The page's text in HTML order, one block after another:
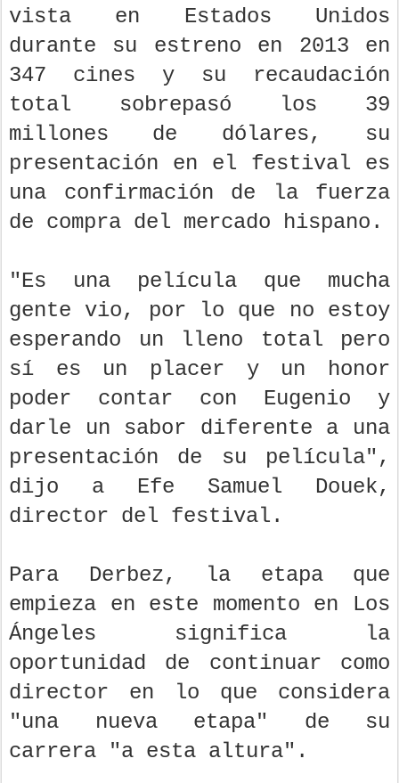
vista en Estados Unidos
durante su estreno en 2013 en
347 cines y su recaudación
total sobrepasó los 39
millones de dólares, su
presentación en el festival es
una confirmación de la fuerza
de compra del mercado hispano.
"Es una película que mucha
gente vio, por lo que no estoy
esperando un lleno total pero
sí es un placer y un honor
poder contar con Eugenio y
darle un sabor diferente a una
presentación de su película",
dijo a Efe Samuel Douek,
director del festival.
Para Derbez, la etapa que
empieza en este momento en Los
Ángeles significa la
oportunidad de continuar como
director en lo que considera
"una nueva etapa" de su
carrera "a esta altura".